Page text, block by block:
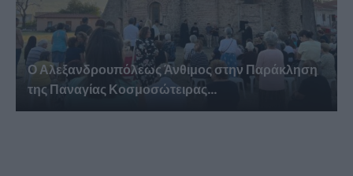
Ο Αλεξανδρουπόλεως Άνθιμος στην Παράκληση
της Παναγίας Κοσμοσώτειρας...